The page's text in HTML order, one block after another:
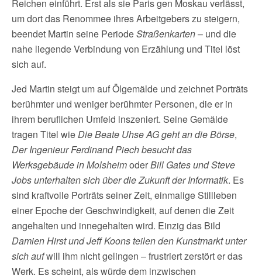
Reichen einführt. Erst als sie Paris gen Moskau verlässt,
um dort das Renommee ihres Arbeitgebers zu steigern,
beendet Martin seine PeriodeStraßenkarten– und die
nahe liegende Verbindung von Erzählung und Titel löst
sich auf.
Jed Martin steigt um auf Ölgemälde und zeichnet Porträts
berühmter und weniger berühmter Personen, die er in
ihrem beruflichen Umfeld inszeniert. Seine Gemälde
tragen Titel wieDie Beate Uhse AG geht an die Börse,
Der Ingenieur Ferdinand Piech besucht das
Werksgebäude in MolsheimoderBill Gates und Steve
Jobs unterhalten sich über die Zukunft der Informatik. Es
sind kraftvolle Porträts seiner Zeit, einmalige Stillleben
einer Epoche der Geschwindigkeit, auf denen die Zeit
angehalten und innegehalten wird. Einzig das Bild
Damien Hirst und Jeff Koons teilen den Kunstmarkt unter
sich aufwill ihm nicht gelingen – frustriert zerstört er das
Werk. Es scheint, als würde dem inzwischen